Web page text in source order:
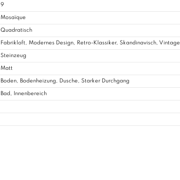
9
Mosaïque
Quadratisch
Fabrikloft, Modernes Design, Retro-Klassiker, Skandinavisch, Vintage
Steinzeug
Matt
Boden, Bodenheizung, Dusche, Starker Durchgang
Bad, Innenbereich